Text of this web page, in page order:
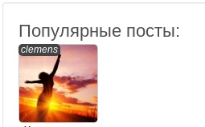
Популярные посты:
clemens